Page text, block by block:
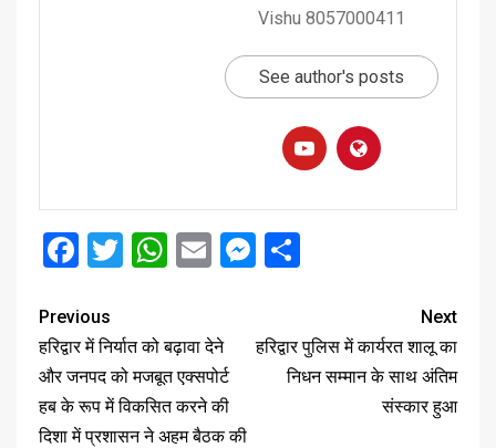
Vishu 8057000411
See author's posts
Facebook
Twitter
WhatsApp
EmailMessenger
Previous
हरिद्वार में निर्यात को बढ़ावा देने
और जनपद को मजबूत एक्सपोर्ट
हब के रूप में विकसित करने की
दिशा में प्रशासन ने अहम बैठक की
Next
हरिद्वार पुलिस में कार्यरत शालू का
निधन सम्मान के साथ अंतिम
संस्कार हुआ